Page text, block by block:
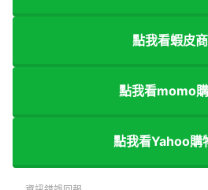
點我看蝦皮
點我看momo
點我看Yahoo購